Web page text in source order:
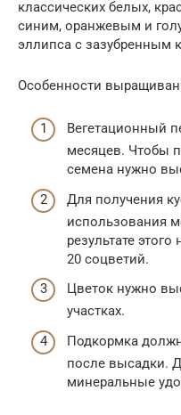
классических белых,
синим, оранжевым и
эллипса с зазубренным
Особенности
Вегетационный
месяцев. Чтобы
семена нужно
Для получения
использования
результате
20 соцветий.
Цветок нужно
участках.
Подкормка
после высадки.
минеральные